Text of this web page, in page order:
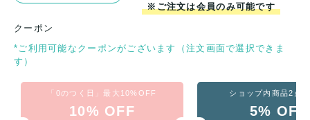
※ご注文は会員のみ可能です
クーポン
*ご利用可能なクーポンがございます（注文画面で選択できま
す）
「0のつく日」最大10%OFF
10% OFF
ショップ内商品2点
5% OFF